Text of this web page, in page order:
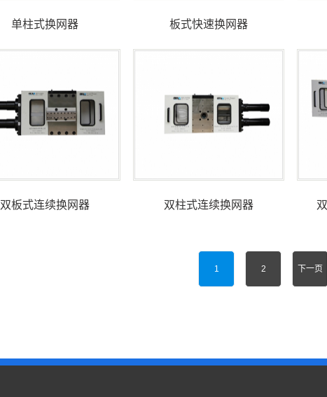
单柱式换网器 板式快速换网器
双板式连续换网器 双柱式连续换网器
1 2 下一页